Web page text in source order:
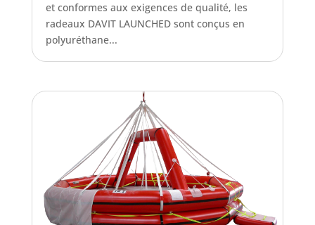
et conformes aux exigences de qualité, les
radeaux DAVIT LAUNCHED sont conçus en
polyuréthane...